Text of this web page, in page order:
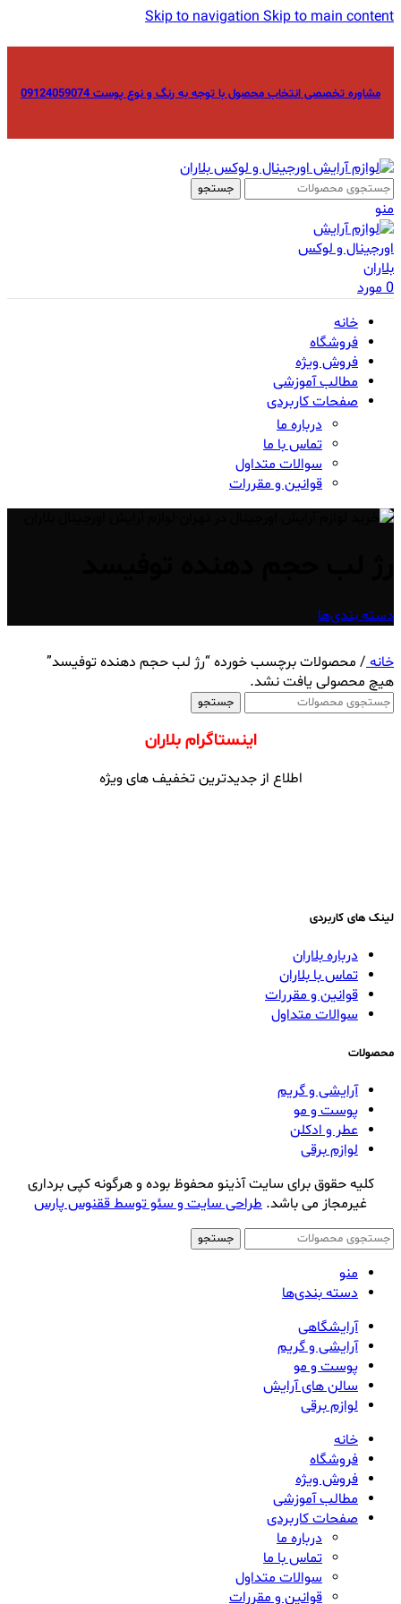
Skip to navigationSkip to main content
مشاوره تخصصی انتخاب محصول با توجه به رنگ و نوع پوست 09124059074
جستجو
منو
0مورد
خانه
فروشگاه
فروش ویژه
مطالب آموزشی
صفحات کاربردی
درباره ما
تماس با ما
سوالات متداول
قوانین و مقررات
دسته بندی‌ها
خانه/ محصولات برچسب خورده “رژ لب حجم دهنده توفیسد”
هیچ محصولی یافت نشد.
جستجو
اینستاگرام بلاران
اطلاع از جدیدترین تخفیف های ویژه
لینک های کاربردی
درباره بلاران
تماس با بلاران
قوانین و مقررات
سوالات متداول
محصولات
آرایشی و گریم
پوست و مو
عطر و ادکلن
لوازم برقی
کلیه حقوق برای سایت آذینو محفوظ بوده و هرگونه کپی برداری
غیرمجاز می باشد. طراحی سایت و سئو توسط ققنوس پارس
جستجو
منو
دسته بندی‌ها
آرایشگاهی
آرایشی و گریم
پوست و مو
سالن های آرایش
لوازم برقی
خانه
فروشگاه
فروش ویژه
مطالب آموزشی
صفحات کاربردی
درباره ما
تماس با ما
سوالات متداول
قوانین و مقررات